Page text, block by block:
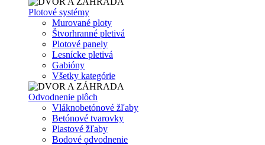
Plotové systémy
Murované ploty
Štvorhranné pletivá
Plotové panely
Lesnícke pletivá
Gabióny
Všetky kategórie
Odvodnenie plôch
Vláknobetónové žľaby
Betónové tvarovky
Plastové žľaby
Bodové odvodnenie